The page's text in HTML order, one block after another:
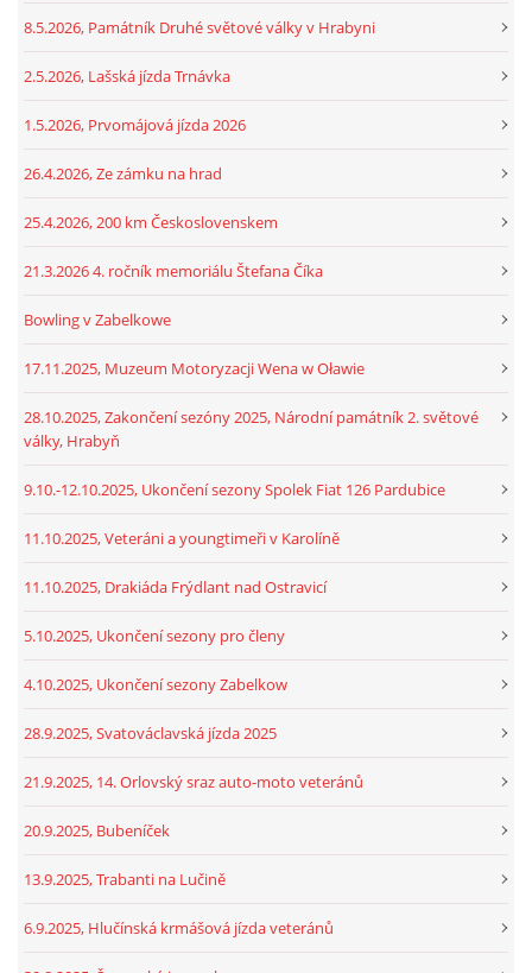
8.5.2026, Památník Druhé světové války v Hrabyni
2.5.2026, Lašská jízda Trnávka
1.5.2026, Prvomájová jízda 2026
26.4.2026, Ze zámku na hrad
25.4.2026, 200 km Československem
21.3.2026 4. ročník memoriálu Štefana Číka
Bowling v Zabelkowe
17.11.2025, Muzeum Motoryzacji Wena w Oławie
28.10.2025, Zakončení sezóny 2025, Národní památník 2. světové
války, Hrabyň
9.10.-12.10.2025, Ukončení sezony Spolek Fiat 126 Pardubice
11.10.2025, Veteráni a youngtimeři v Karolíně
11.10.2025, Drakiáda Frýdlant nad Ostravicí
5.10.2025, Ukončení sezony pro členy
4.10.2025, Ukončení sezony Zabelkow
28.9.2025, Svatováclavská jízda 2025
21.9.2025, 14. Orlovský sraz auto-moto veteránů
20.9.2025, Bubeníček
13.9.2025, Trabanti na Lučině
6.9.2025, Hlučínská krmášová jízda veteránů